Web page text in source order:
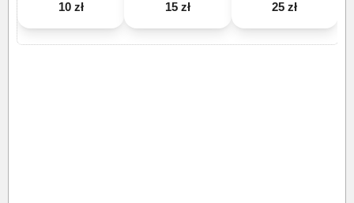
10 zł 15 zł 25 zł